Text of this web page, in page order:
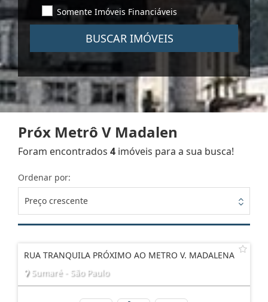
Somente Imóveis Financiáveis
BUSCAR IMÓVEIS
Próx Metrô V Madalen
Foram encontrados 4 imóveis para a sua busca!
Ordenar por:
Preço crescente
RUA TRANQUILA PRÓXIMO AO METRO V. MADALENA
Sumaré - São Paulo